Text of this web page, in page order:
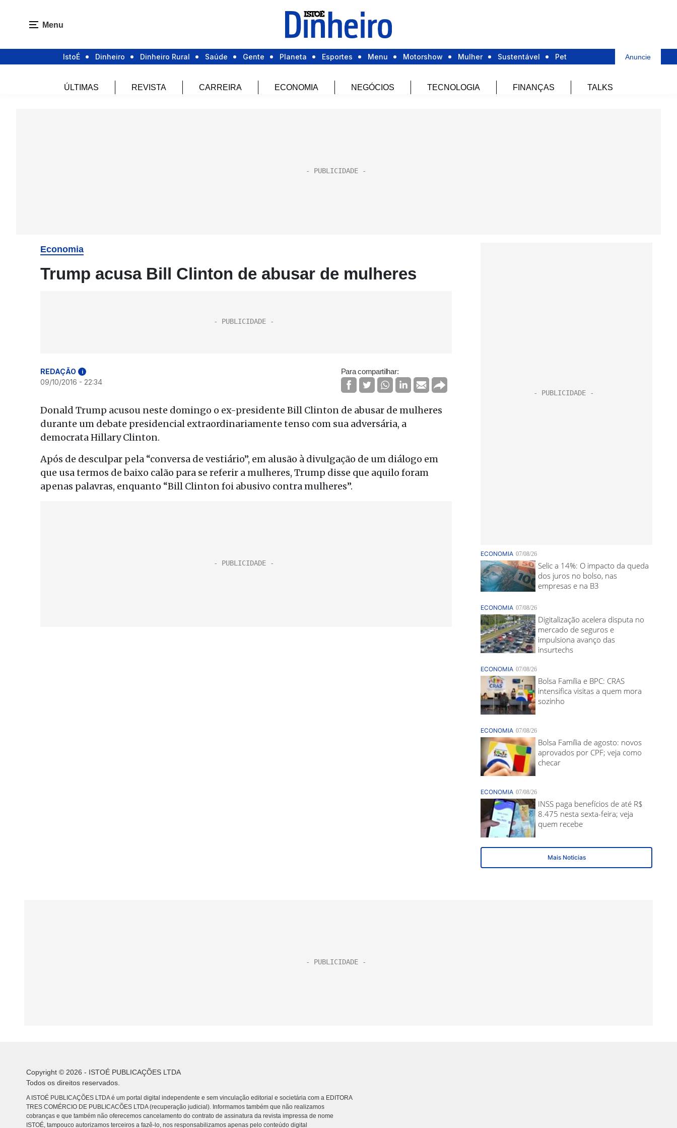
Menu
IstoÉ Dinheiro Dinheiro Rural Saúde Gente Planeta Esportes Menu Motorshow Mulher Sustentável Pet Anuncie
ÚLTIMAS REVISTA CARREIRA ECONOMIA NEGÓCIOS TECNOLOGIA FINANÇAS TALKS
Economia
Trump acusa Bill Clinton de abusar de mulheres
REDAÇÃO i
09/10/2016 - 22:34
Para compartilhar:
Donald Trump acusou neste domingo o ex-presidente Bill Clinton de abusar de mulheres
durante um debate presidencial extraordinariamente tenso com sua adversária, a
democrata Hillary Clinton.
Após de desculpar pela “conversa de vestiário”, em alusão à divulgação de um diálogo em
que usa termos de baixo calão para se referir a mulheres, Trump disse que aquilo foram
apenas palavras, enquanto “Bill Clinton foi abusivo contra mulheres”.
Copyright © 2026 - ISTOÉ PUBLICAÇÕES LTDA
Todos os direitos reservados.
A ISTOÉ PUBLICAÇÕES LTDA é um portal digital independente e sem vinculação editorial e societária com a EDITORA
TRES COMÉRCIO DE PUBLICACÕES LTDA (recuperação judicial). Informamos também que não realizamos
cobranças e que também não oferecemos cancelamento do contrato de assinatura da revista impressa de nome
ISTOÉ, tampouco autorizamos terceiros a fazê-lo, nos responsabilizamos apenas pelo conteúdo digital